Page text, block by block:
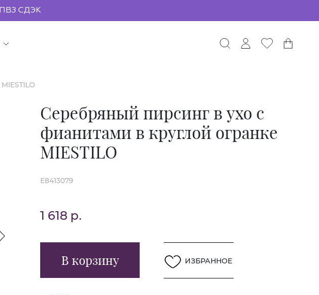
от 2000р.
Серебряный пирсинг в ухо с
фианитами в круглой огранке
MIESTILO
E8413079
1 618 р.
В корзину ИЗБРАННОЕ